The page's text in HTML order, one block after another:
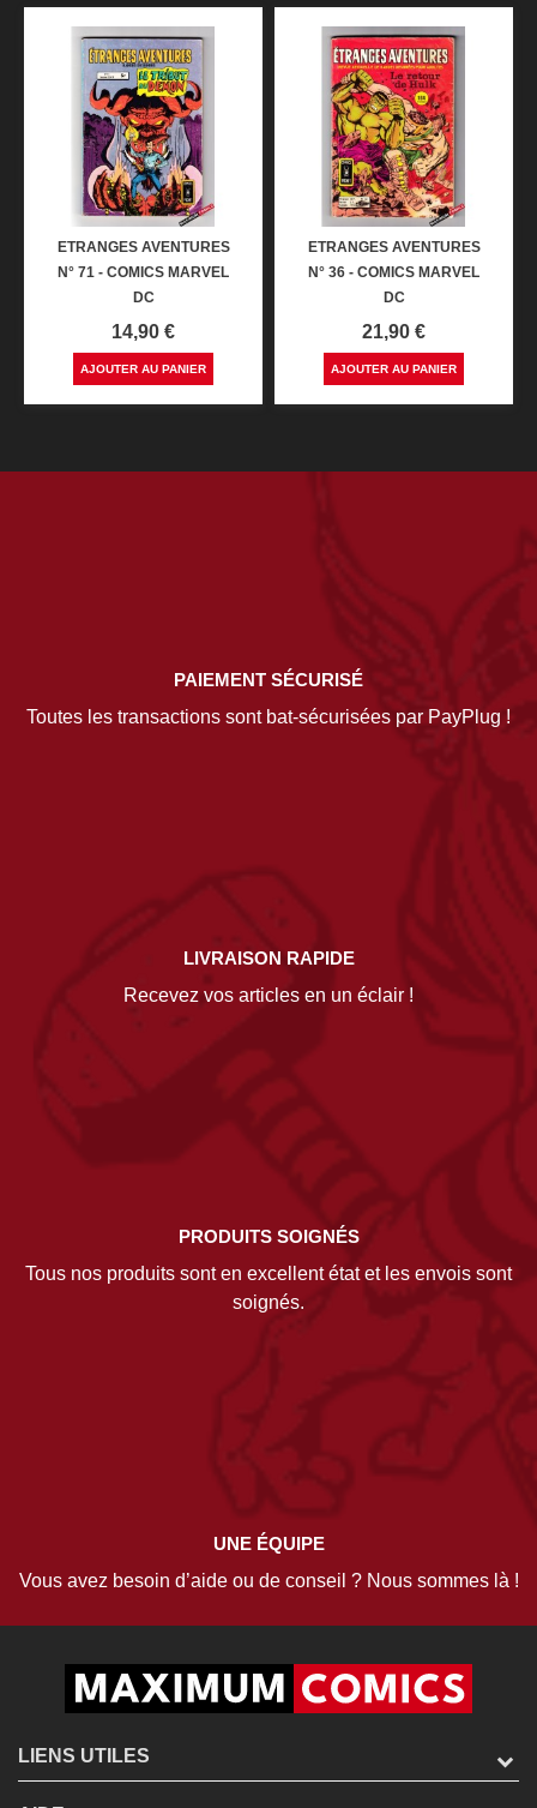
ETRANGES AVENTURES
N° 71 - COMICS MARVEL
DC
Prix
14,90 €
AJOUTER AU PANIER
ETRANGES AVENTURES
N° 36 - COMICS MARVEL
DC
Prix
21,90 €
AJOUTER AU PANIER
PAIEMENT SÉCURISÉ
Toutes les transactions sont bat-sécurisées par PayPlug !
LIVRAISON RAPIDE
Recevez vos articles en un éclair !
PRODUITS SOIGNÉS
Tous nos produits sont en excellent état et les envois sont
soignés.
UNE ÉQUIPE
Vous avez besoin d’aide ou de conseil ? Nous sommes là !
LIENS UTILES